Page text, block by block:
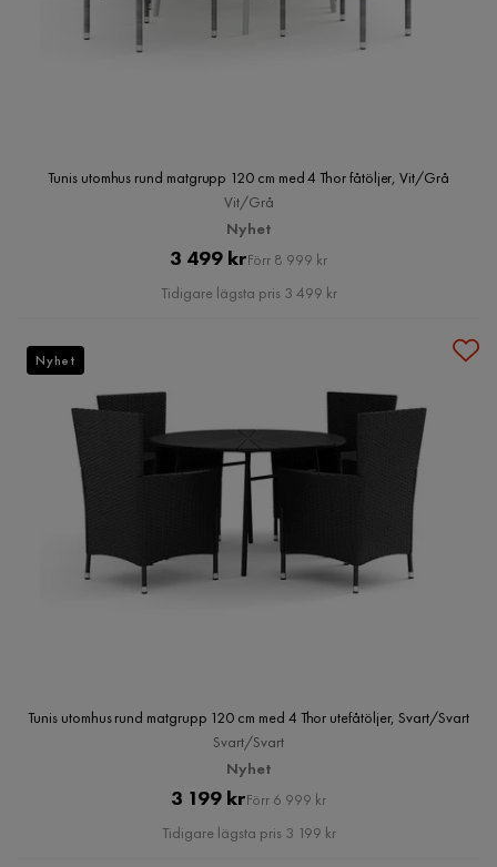
Tunis utomhus rund matgrupp 120 cm med 4 Thor fåtöljer, Vit/Grå
Vit/Grå
Nyhet
Pris
3 499 krOriginal
Pris
Förr 8 999 kr
Tidigare lägsta pris 3 499 kr
Tunis utomhus rund matgrupp 120 cm med 4 Thor utefåtöljer, Svart/Svart
Svart/Svart
Nyhet
Pris
3 199 krOriginal
Pris
Förr 6 999 kr
Tidigare lägsta pris 3 199 kr
Nyhet